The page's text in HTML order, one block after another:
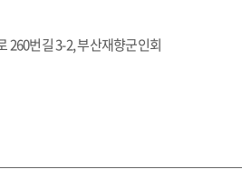
260번길 3-2, 부산재향군인회